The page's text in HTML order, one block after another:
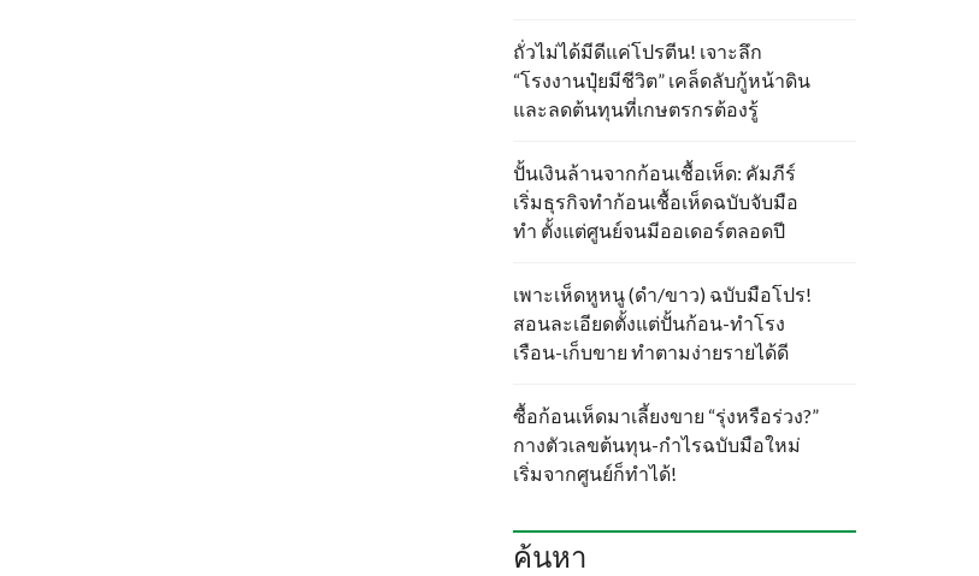
ถั่วไม่ได้มีดีแค่โปรตีน! เจาะลึก
“โรงงานปุ๋ยมีชีวิต” เคล็ดลับกู้หน้าดิน
และลดต้นทุนที่เกษตรกรต้องรู้
ปั้นเงินล้านจากก้อนเชื้อเห็ด: คัมภีร์
เริ่มธุรกิจทำก้อนเชื้อเห็ดฉบับจับมือ
ทำ ตั้งแต่ศูนย์จนมีออเดอร์ตลอดปี
เพาะเห็ดหูหนู (ดำ/ขาว) ฉบับมือโปร!
สอนละเอียดตั้งแต่ปั้นก้อน-ทำโรง
เรือน-เก็บขาย ทำตามง่ายรายได้ดี
ซื้อก้อนเห็ดมาเลี้ยงขาย “รุ่งหรือร่วง?”
กางตัวเลขต้นทุน-กำไรฉบับมือใหม่
เริ่มจากศูนย์ก็ทำได้!
ค้นหา